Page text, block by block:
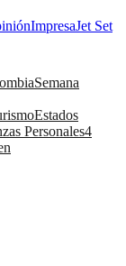
ImpresaJet Set
Semana
Estados
Personales4